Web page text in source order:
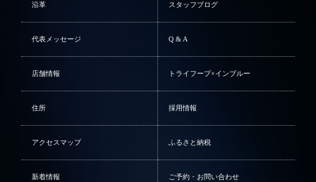
沿革 スタッフブログ
代表メッセージ Q & A
店舗情報 トライフープ×インブルー
住所 採用情報
アクセスマップ ふるさと納税
新着情報 ご予約・お問い合わせ